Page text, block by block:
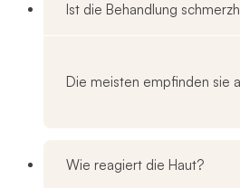
Ist die Behandlung
Die meisten empfinden sie
Wie reagiert die Haut?